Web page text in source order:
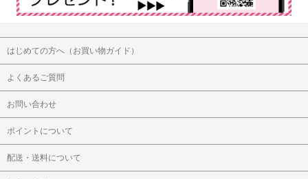
はじめての方へ（お買い物ガイド）
よくあるご質問
お問い合わせ
ポイントについて
配送・送料について